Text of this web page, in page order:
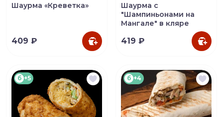
Шаурма «Креветка»
409 ₽
Шаурма с
"Шампиньонами на
Мангале" в кляре
419 ₽
б +5 б +4